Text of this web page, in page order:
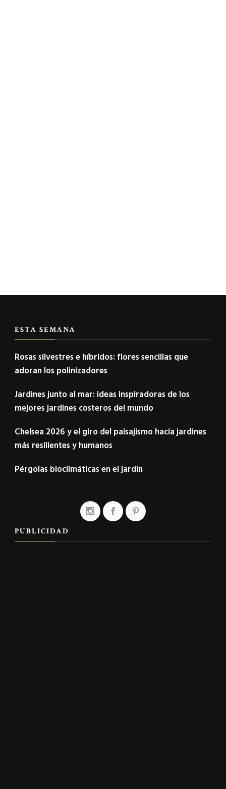
ESTA SEMANA
Rosas silvestres e híbridos: flores sencillas que
adoran los polinizadores
Jardines junto al mar: ideas inspiradoras de los
mejores jardines costeros del mundo
Chelsea 2026 y el giro del paisajismo hacia jardines
más resilientes y humanos
Pérgolas bioclimáticas en el jardín
PUBLICIDAD